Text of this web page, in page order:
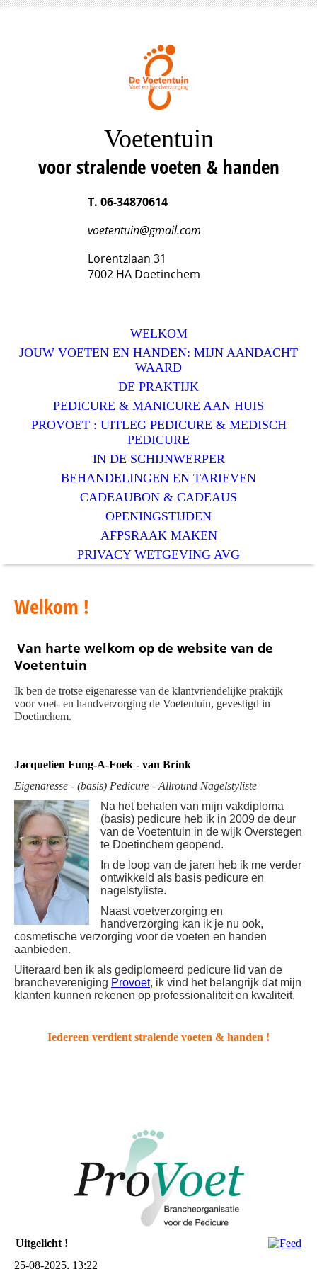
Voetentuin
voor stralende voeten & handen
T. 06-34870614
voetentuin@gmail.com
Lorentzlaan 31
7002 HA Doetinchem
WELKOM
JOUW VOETEN EN HANDEN: MIJN AANDACHT
WAARD
DE PRAKTIJK
PEDICURE & MANICURE AAN HUIS
PROVOET : UITLEG PEDICURE & MEDISCH
PEDICURE
IN DE SCHIJNWERPER
BEHANDELINGEN EN TARIEVEN
CADEAUBON & CADEAUS
OPENINGSTIJDEN
AFPSRAAK MAKEN
PRIVACY WETGEVING AVG
Welkom !
Van harte welkom op de website van de
Voetentuin
Ik ben de trotse eigenaresse van de klantvriendelijke praktijk
voor voet- en handverzorging de Voetentuin, gevestigd in
Doetinchem.
Jacquelien Fung-A-Foek - van Brink
Eigenaresse - (basis) Pedicure - Allround Nagelstyliste
Na het behalen van mijn vakdiploma
(basis) pedicureheb ik in 2009 de deur
van de Voetentuin in de wijk Overstegen
te Doetinchem geopend.
In de loop van de jaren heb ik me verder
ontwikkeld als basis pedicure en
nagelstyliste.
Naast voetverzorging en
handverzorging kan ik je nu ook,
cosmetische verzorging voor de voeten en handen
aanbieden.
Uiteraard ben ik als gediplomeerd pedicure lid van de
branchevereniging Provoet, ik vind het belangrijk dat mijn
klanten kunnen rekenen op professionaliteit en kwaliteit.
Iedereen verdient stralende voeten & handen !
Uitgelicht !
25-08-2025, 13:22